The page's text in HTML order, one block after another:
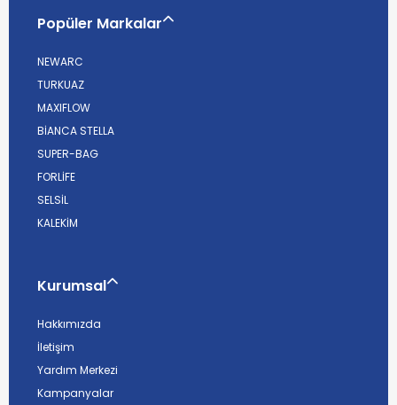
Popüler Markalar
NEWARC
TURKUAZ
MAXIFLOW
BİANCA STELLA
SUPER-BAG
FORLİFE
SELSİL
KALEKİM
Kurumsal
Hakkımızda
İletişim
Yardım Merkezi
Kampanyalar